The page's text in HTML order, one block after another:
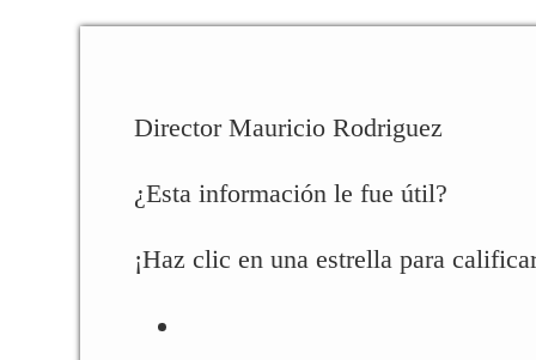
Director Mauricio Rodriguez
¿Esta información le fue útil?
¡Haz clic en una estrella para